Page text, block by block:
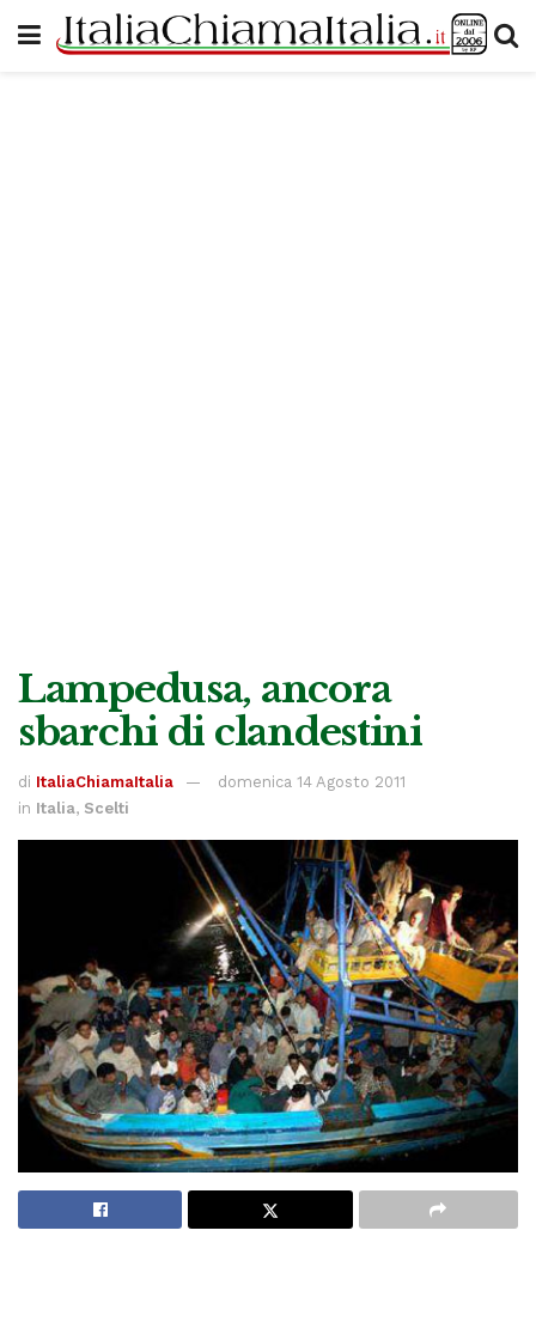
Lampedusa, ancora
sbarchi di clandestini
di ItaliaChiamaItalia
domenica 14 Agosto 2011
in Italia, Scelti